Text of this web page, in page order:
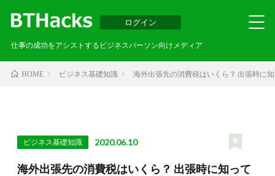
ログイン
仕事の成功をアシストするビジネスパーソン向けメディア
HOME ビジネス基礎知識 海外出張先の消費税はいくら？ 出張時に
ビジネス基礎知識 2020.06.10
海外出張先の消費税はいくら？ 出張時に知って